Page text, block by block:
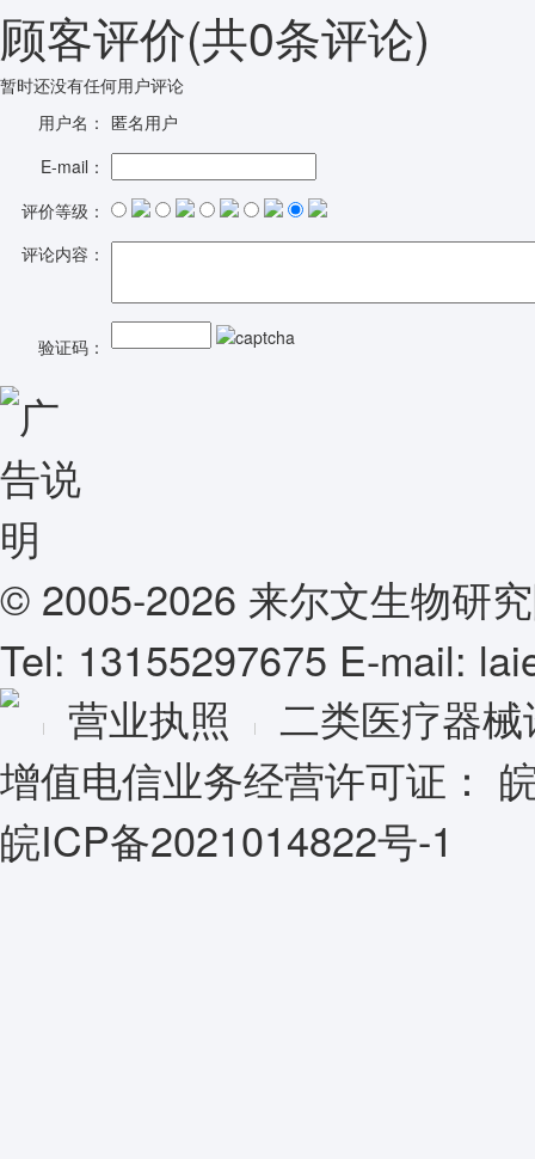
顾客评价(共0条评论)
暂时还没有任何用户评论
用户名： 匿名用户
E-mail：
评价等级：
评论内容：
验证码：
© 2005-2026 来尔文生物研
Tel: 13155297675 E-mail:
营业执照
二类医疗器
增值电信业务经营许可证：
皖ICP备2021014822号-1